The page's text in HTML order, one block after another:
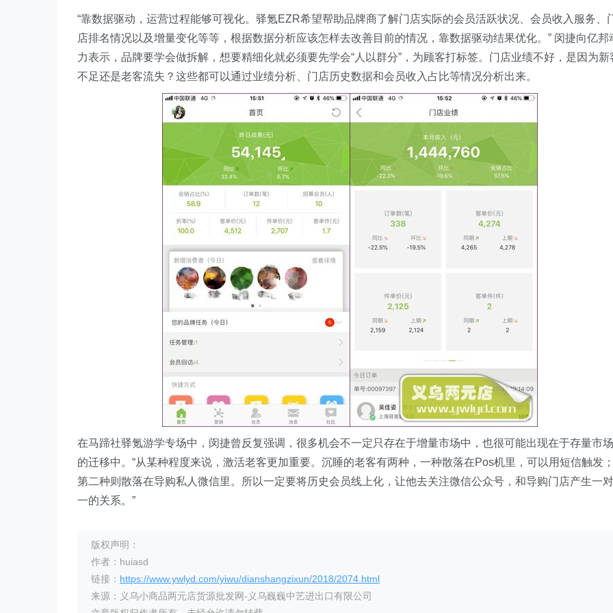
“靠数据驱动，运营过程能够可视化。驿氪EZR希望帮助品牌商了解门店实际的会员活跃状况、会员收入服务、
店排名情况以及增量变化等等，根据数据分析应该怎样去改善目前的情况，靠数据驱动结果优化。” 闵捷向亿邦
力表示，品牌要学会做拆解，想要精细化就必须要先学会“人以群分”，为顾客打标签。门店业绩不好，是因为新
不足还是老客流失？这些都可以通过业绩分析、门店历史数据和会员收入占比等情况分析出来。
在马蹄社驿氪游学专场中，闵捷曾反复强调，很多机会不一定只存在于增量市场中，也很可能出现在于存量市场
的迁移中。“从某种程度来说，激活老客更加重要。沉睡的老客有两种，一种散落在Pos机里，可以用短信触发；
第二种则散落在导购私人微信里。所以一定要将历史会员线上化，让他去关注微信公众号，和导购门店产生一对
一的关系。”
版权声明：
作者：huiasd
链接： https://www.ywlyd.com/yiwu/dianshangzixun/2018/2074.html
来源：义乌小商品两元店货源批发网-义乌巍巍中艺进出口有限公司